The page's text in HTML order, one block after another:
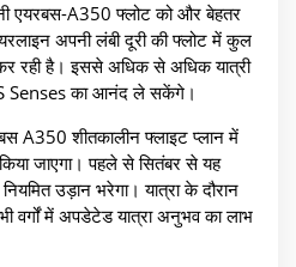
एयरबस-A350 फ्लोट को और बेहतर
अपनी लंबी दूरी की फ्लोट में कुल
रही है। इससे अधिक से अधिक यात्री
Senses का आनंद ले सकेंगे।
A350 शीतकालीन फ्लाइट प्लान में
जाएगा। पहले से सितंबर से यह
उड़ान भरेगा। यात्रा के दौरान
में अपडेटेड यात्रा अनुभव का लाभ